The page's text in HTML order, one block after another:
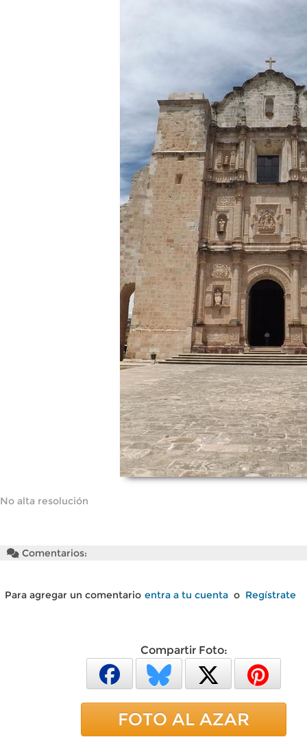
No alta resolución
Comentarios:
Para agregar un comentario entra a tu cuenta o Regístrate
Compartir Foto:
FOTO AL AZAR